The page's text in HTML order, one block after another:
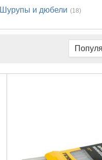
Шурупы и дюбели (18)